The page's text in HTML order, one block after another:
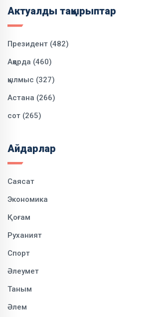
Актуалды тақырыптар
Президент (482)
Ақорда (460)
қылмыс (327)
Астана (266)
сот (265)
Айдарлар
Саясат
Экономика
Қоғам
Руханият
Спорт
Әлеумет
Таным
Әлем